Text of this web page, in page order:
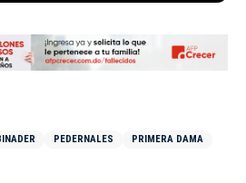
PEDERNALES
PRIMERA DAMA